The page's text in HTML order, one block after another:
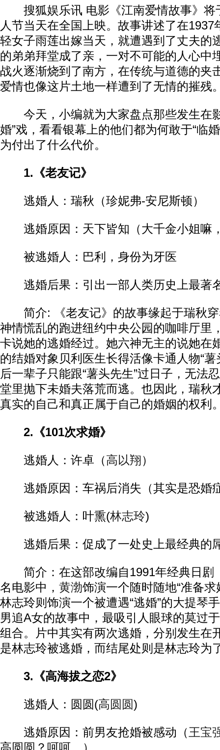
搜狐娱乐讯 电影《江南爱情故事》将
人节当天在全国上映。故事讲述了在1937
轻女子雨莲出嫁当天，就遭遇到了丈夫的
的弟弟拜堂成了亲，一对不可能的人心中
战火逐渐烧到了南方，在传统与道德的夹
爱情也像这片土地一样遭到了无情的摧残
今天，小编就为大家盘点那些发生在
婚”戏，看看银幕上的他们都为何敢于“临
为付出了什么代价。
1.《老友记》
逃婚人：瑞秋（珍妮弗-安尼斯顿）
逃婚原因：天下皆知（大千金小姐嘛
被逃婚人：巴利，身份为牙医
逃婚后果：引出一部人类历史上最著
简介: 《老友记》的故事缘起于瑞秋穿
神情慌乱的跑进纽约中央公园的咖啡厅里
卡说她的逃婚经过。她六神无主的说她在
的结婚对象贝利医生长得活像卡通人物“薯
后一辈子只能跟“薯头先生”过日子，无法
堂里抛下未婚夫落荒而逃。也因此，瑞秋
真实的自己和真正属于自己的婚姻的权利
2.《101次求婚》
逃婚人：许卓（高以翔）
逃婚原因：车祸后消失（其实是恐婚
被逃婚人：叶熏(林志玲)
逃婚后果：促成了一处史上最经典的
简介：在这部改编自1991年经典日剧
名电影中， 黄渤饰演一个随时随地“准备
林志玲则饰演一个被遭遇“逃婚”的大提琴
男追A女的故事中，最吸引人眼球的莫过
组合。片中其实有两次逃婚，分别发生在
是林志玲被逃婚，而结尾处则是林志玲为
3.《高海拔之恋2》
逃婚人：圆圆(高圆圆)
逃婚原因：前男友抢婚被感动（王宝